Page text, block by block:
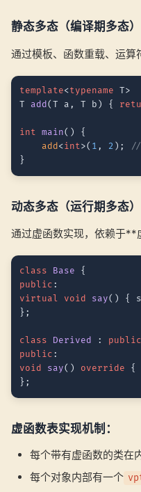
静态多态（编译期多态）
通过模板、函数重载、运
template<typename T>
T add (T a, T b) {
int main()
{
add <int>( 1 , 2 );
//
动态多态（运行期多态）
通过虚函数实现，依赖于**
class Base
public
virtual
void say() {
};
class Derived : public
public
void
say() override {
虚函数表实现机制：
每个带有虚函数的类在
每个对象内部有一个